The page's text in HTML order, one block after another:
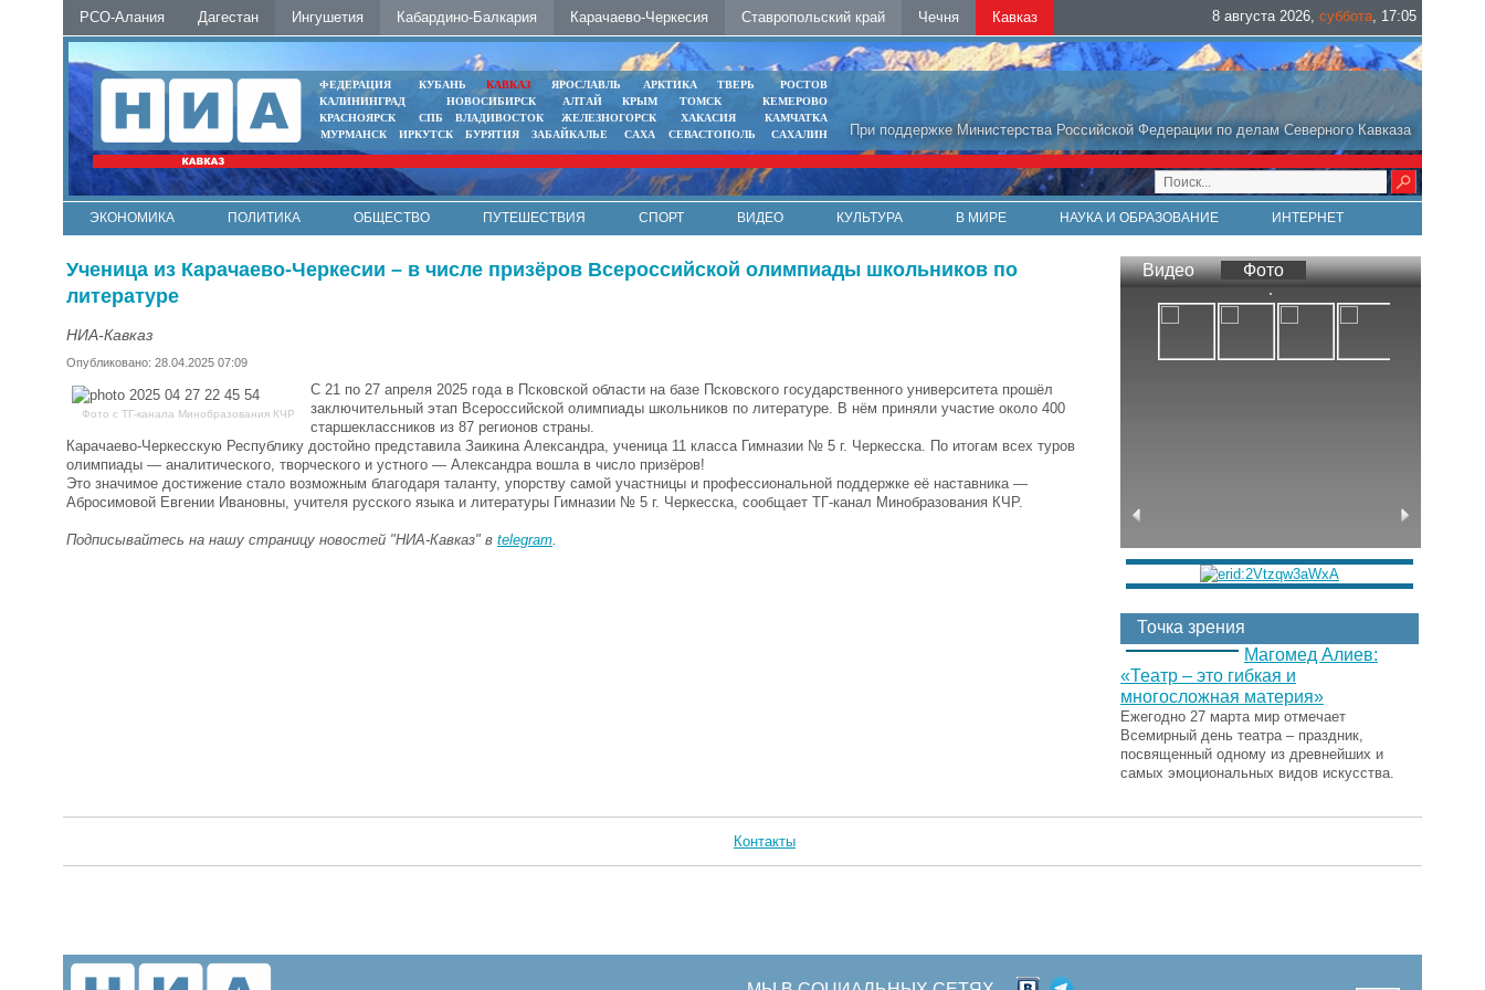
РСО-Алания Дагестан Ингушетия Кабардино-Балкария Карачаево-Черкесия Ставропольский край Чечня Кавказ 8 августа 2026, суббота, 17:05
При поддержке Министерства Российской Федерации по делам Северного Кавказа
ФЕДЕРАЦИЯ КУБАНЬ КАВКАЗ ЯРОСЛАВЛЬ АРКТИКА ТВЕРЬ
РОСТОВ
КАЛИНИНГРАД
НОВОСИБИРСК АЛТАЙ КРЫМ ТОМСК
КЕМЕРОВО
КРАСНОЯРСК
СПБ ВЛАДИВОСТОК ЖЕЛЕЗНОГОРСК ХАКАСИЯ
КАМЧАТКА
МУРМАНСК
ИРКУТСК БУРЯТИЯ ЗАБАЙКАЛЬЕ САХА СЕВАСТОПОЛЬ САХАЛИН
ЭКОНОМИКА ПОЛИТИКА ОБЩЕСТВО ПУТЕШЕСТВИЯ СПОРТ ВИДЕО КУЛЬТУРА В МИРЕ НАУКА И ОБРАЗОВАНИЕ
ИНТЕРНЕТ
Ученица из Карачаево-Черкесии – в числе призёров Всероссийской олимпиады школьников по
литературе
НИА-Кавказ
Опубликовано: 28.04.2025 07:09
Фото с ТГ-канала Минобразования КЧР
С 21 по 27 апреля 2025 года в Псковской области на базе Псковского государственного университета прошёл
заключительный этап Всероссийской олимпиады школьников по литературе. В нём приняли участие около 400
старшеклассников из 87 регионов страны.
Карачаево-Черкесскую Республику достойно представила Заикина Александра, ученица 11 класса Гимназии № 5 г. Черкесска. По итогам всех туров
олимпиады — аналитического, творческого и устного — Александра вошла в число призёров!
Это значимое достижение стало возможным благодаря таланту, упорству самой участницы и профессиональной поддержке её наставника —
Абросимовой Евгении Ивановны, учителя русского языка и литературы Гимназии № 5 г. Черкесска, сообщает ТГ-канал Минобразования КЧР.
Подписывайтесь на нашу страницу новостей "НИА-Кавказ" в telegram
Видео Фото
Точка зрения
Магомед Алиев:
«Театр – это гибкая и
многосложная материя»
Ежегодно 27 марта мир отмечает
Всемирный день театра – праздник,
посвященный одному из древнейших и
самых эмоциональных видов искусства.
Контакты